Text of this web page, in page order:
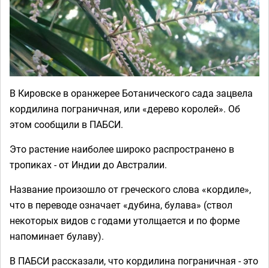
В Кировске в оранжерее Ботанического сада зацвела
кордилина пограничная, или «дерево королей». Об
этом сообщили в ПАБСИ.
Это растение наиболее широко распространено в
тропиках - от Индии до Австралии.
Название произошло от греческого слова «кордиле»,
что в переводе означает «дубина, булава» (ствол
некоторых видов с годами утолщается и по форме
напоминает булаву).
В ПАБСИ рассказали, что кордилина пограничная - это